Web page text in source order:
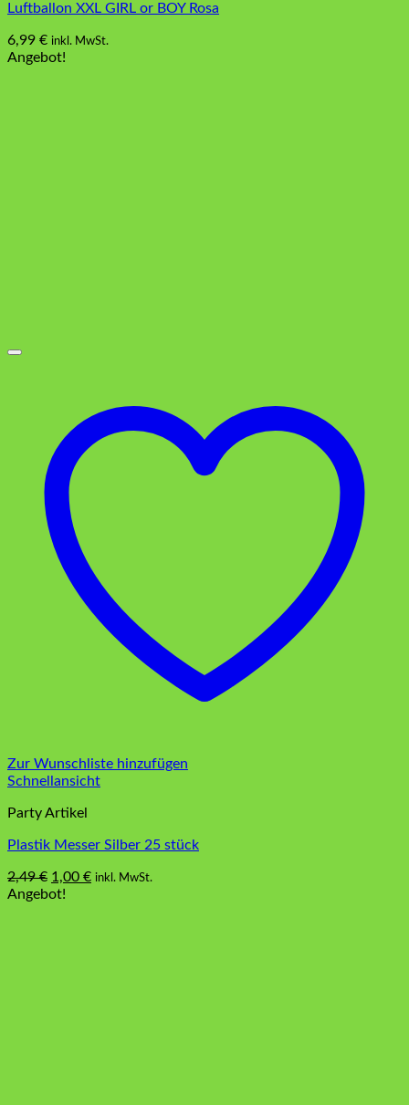
Luftballon XXL GIRL or BOY Rosa
6,99 € inkl. MwSt.
Angebot!
Zur Wunschliste hinzufügen
Schnellansicht
Party Artikel
Plastik Messer Silber 25 stück
2,49€ Ursprünglicher
Preis
1,00 €Aktueller
inkl. MwSt.
Angebot!